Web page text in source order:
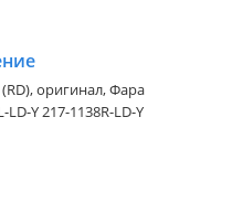
, оригинал, Фара
Y 217-1138R-LD-Y